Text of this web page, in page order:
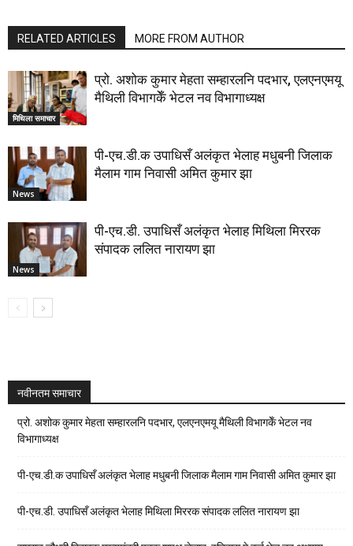
RELATED ARTICLES MORE FROM AUTHOR
मिथिला समाचार
प्रो. अशोक कुमार मेहता सम्हारलनि पदभार, एलएनएमयू
मैथिली विभागकेँ भेटल नव विभागाध्यक्ष
News
पी-एच.डी.क उपाधिसँ अलंकृत भेलाह मधुबनी जिलाक
मैलाम गाम निवासी अमित कुमार झा
News
पी-एच.डी. उपाधिसँ अलंकृत भेलाह मिथिला मिररक
संपादक ललित नारायण झा
नवीनतम समाचार
प्रो. अशोक कुमार मेहता सम्हारलनि पदभार, एलएनएमयू मैथिली विभागकेँ भेटल नव
विभागाध्यक्ष
पी-एच.डी.क उपाधिसँ अलंकृत भेलाह मधुबनी जिलाक मैलाम गाम निवासी अमित कुमार झा
पी-एच.डी. उपाधिसँ अलंकृत भेलाह मिथिला मिररक संपादक ललित नारायण झा